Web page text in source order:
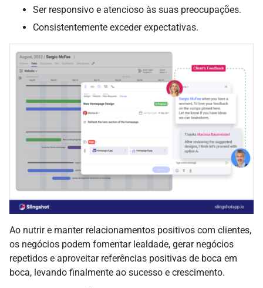
Ser responsivo e atencioso às suas preocupações.
Consistentemente exceder expectativas.
Ao nutrir e manter relacionamentos positivos com clientes,
os negócios podem fomentar lealdade, gerar negócios
repetidos e aproveitar referências positivas de boca em
boca, levando finalmente ao sucesso e crescimento.